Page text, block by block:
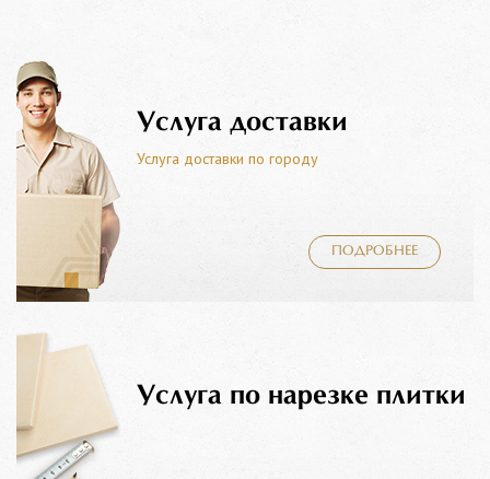
Услуга доставки
Услуга доставки по городу
ПОДРОБНЕЕ
Услуга по нарезке плитки